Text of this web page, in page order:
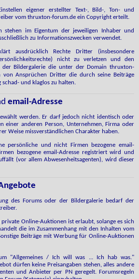
eigener erstellter Text-, Bild-, Ton- und
vom thruxton-forum.de ein Copyright erteilt.
stehen im Eigentum der jeweiligen Inhaber und
zu Informationszwecken verwendet.
ausdrücklich Rechte Dritter (insbesondere
nicht zu verletzen und den
der Bildergalerie die unter der Domain thruxton-
von Ansprüchen Dritter die durch seine Beiträge
und klaglos zu halten.
email-Adresse
werden. Er darf jedoch nicht identisch oder
einer anderen Person, Unternehmen, Firma oder
Weise missverständlichen Charakter haben.
persönliche und nicht Firmen bezogene email-
bezogene email-Adresse registriert wird und
(vor allem Abwesenheitsagenten), wird dieser
des Forums oder der Bildergalerie bedarf der
Online-Auktionen ist erlaubt, solange es sich
die im Zusammenhang mit den Inhalten vom
Beiträge mit Werbung für Online-Auktionen
"Allgemeines / Ich will was ... Ich hab was."
dürfen keine Preisangaben stehen, alles andere
und Anbieter per PN geregelt. Forumsregeln